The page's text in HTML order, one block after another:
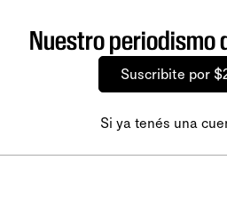
Nuestro periodismo
Suscribite por
Si ya tenés una